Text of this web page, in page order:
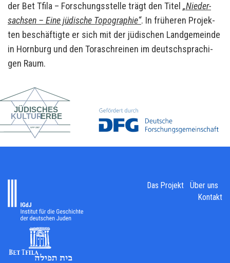
der Bet Tfila – For­schungs­stel­le trägt den Titel „Nie­der­
sach­sen – Eine jü­di­sche To­po­gra­phie“. In frü­he­ren Pro­jek­
ten be­schäf­tig­te er sich mit der jü­di­schen Land­ge­mein­de
in Horn­burg und den To­ra­schrei­nen im deutsch­spra­chi­
gen Raum.
Das Projekt
Über uns
Kontakt